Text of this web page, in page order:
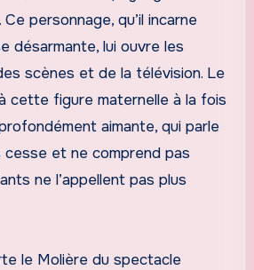
personnage, qu’il incarne
désarmante, lui ouvre les
scènes et de la télévision. Le
cette figure maternelle à la fois
aimante, qui parle
cesse et ne comprend pas
ne l’appellent pas plus
le Molière du spectacle